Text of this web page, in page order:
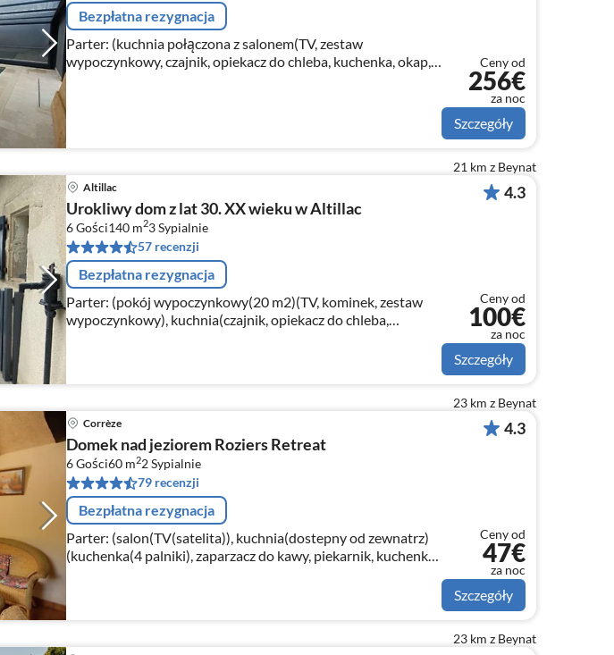
Bezpłatna rezygnacja
Parter: (kuchnia połączona z salonem(TV, zestaw
wypoczynkowy, czajnik, opiekacz do chleba, kuchenka, okap,
zaparzacz do kawy, piekarnik, kuchenka mikrofalowa,
Ceny od
256€
za noc
Szczegóły
21 km z Beynat
Altillac
Urokliwy dom z lat 30. XX wieku w Altillac
6 Gości140 m23Sypialnie
57 recenzji
Bezpłatna rezygnacja
Parter: (pokój wypoczynkowy(20 m2)(TV, kominek, zestaw
wypoczynkowy), kuchnia(czajnik, opiekacz do chleba,
4.3
Ceny od
100€
za noc
Szczegóły
23 km z Beynat
Corrèze
Domek nad jeziorem Roziers Retreat
6 Gości60 m22Sypialnie
79 recenzji
Bezpłatna rezygnacja
Parter: (salon(TV(satelita)), kuchnia(dostepny od zewnatrz)
(kuchenka(4 palniki), zaparzacz do kawy, piekarnik, kuchenka
4.3
Ceny od
47€
za noc
Szczegóły
23 km z Beynat